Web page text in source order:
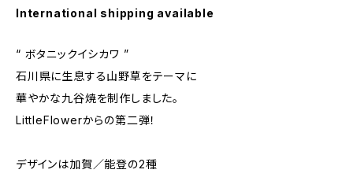
International shipping available
“ ボタニックイシカワ ”
石川県に生息する山野草をテーマに
華やかな九谷焼を制作しました。
LittleFlowerからの第二弾！
デザインは加賀／能登の2種